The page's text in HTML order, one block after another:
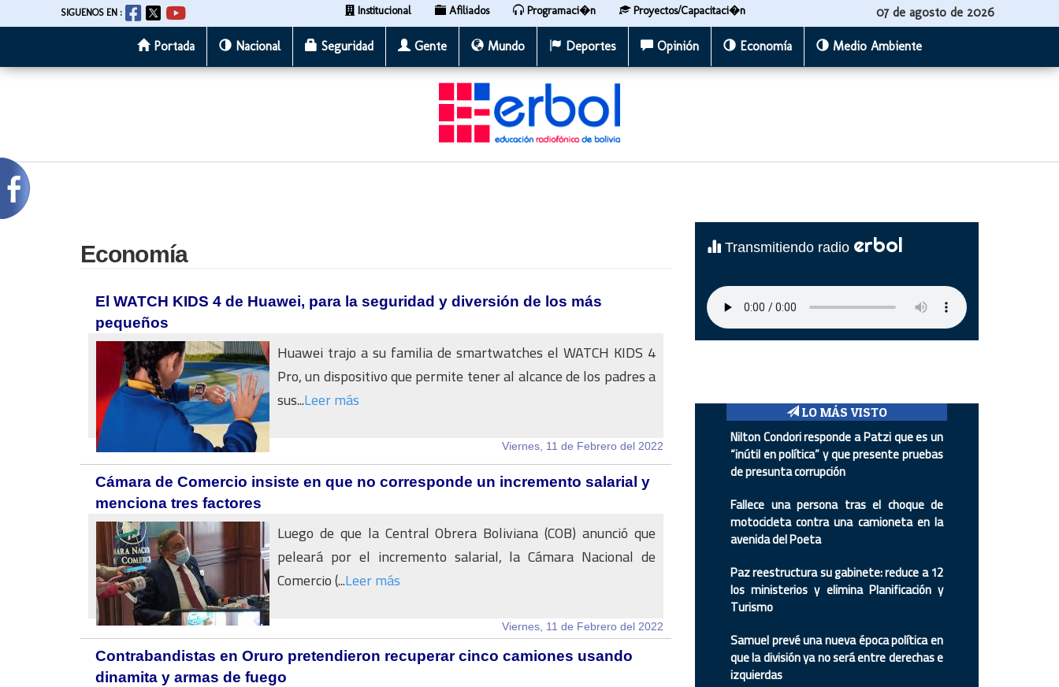
al
SIGUENOS EN : Institucional Afiliados Programaci�n Proyectos/Capacitaci�n 07 de agosto de 2026
Portada Nacional Seguridad Gente Mundo Deportes Opinión Economía Medio Ambiente
Economía
El WATCH KIDS 4 de Huawei, para la seguridad y diversión de los más
pequeños
Huawei trajo a su familia de smartwatches el WATCH KIDS 4
Pro, un dispositivo que permite tener al alcance de los padres a
sus...Leer más
Viernes, 11 de Febrero del 2022
Cámara de Comercio insiste en que no corresponde un incremento salarial y
menciona tres factores
Luego de que la Central Obrera Boliviana (COB) anunció que
peleará por el incremento salarial, la Cámara Nacional de
Comercio (...Leer más
Viernes, 11 de Febrero del 2022
Contrabandistas en Oruro pretendieron recuperar cinco camiones usando
dinamita y armas de fuego
Transmitiendo radio erbol
LO MÁS VISTO
Nilton Condori responde a Patzi que es un
“inútil en política” y que presente pruebas
de presunta corrupción
Fallece una persona tras el choque de
motocicleta contra una camioneta en la
avenida del Poeta
Paz reestructura su gabinete: reduce a 12
los ministerios y elimina Planificación y
Turismo
Samuel prevé una nueva época política en
que la división ya no será entre derechas e
izquierdas